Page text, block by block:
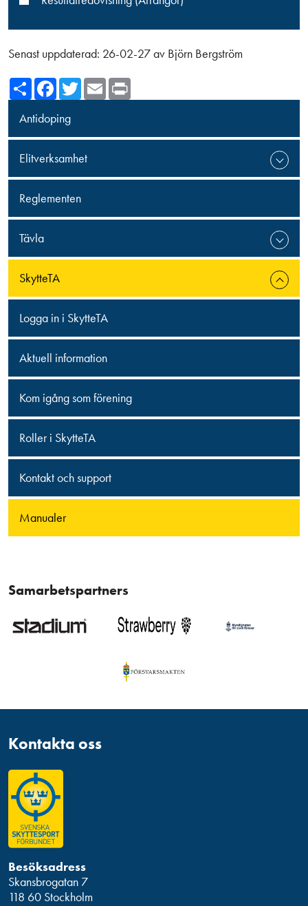
Antidoping
Elitverksamhet
Reglementen
Tävla
SkytteTA
Logga in i SkytteTA
Aktuell information
Kom igång som förening
Roller i SkytteTA
Kontakt och support
Manualer
Senast uppdaterad: 26-02-27av Björn Bergström
ShareFacebook
TwitterEmail
Samarbetspartners
Kontakta oss
Besöksadress
Skansbrogatan 7
118 60 Stockholm